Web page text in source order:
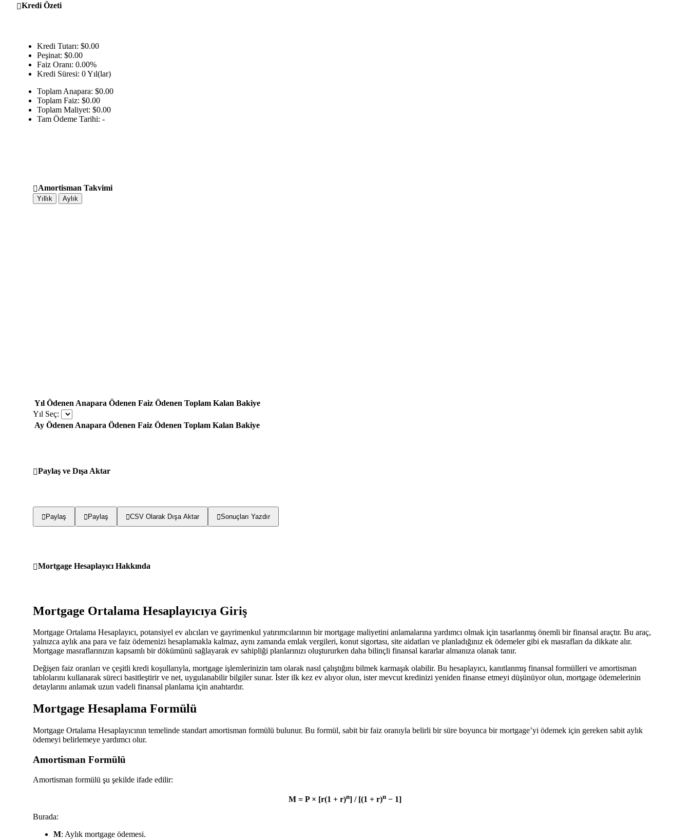
Kredi Özeti
Kredi Tutarı: $0.00
Peşinat: $0.00
Faiz Oranı: 0.00%
Kredi Süresi: 0 Yıl(lar)
Toplam Anapara: $0.00
Toplam Faiz: $0.00
Toplam Maliyet: $0.00
Tam Ödeme Tarihi: -
Amortisman Takvimi
Yıllık Aylık
Yıl Ödenen Anapara Ödenen Faiz Ödenen Toplam Kalan Bakiye
Yıl Seç:
Ay Ödenen Anapara Ödenen Faiz Ödenen Toplam Kalan Bakiye
Paylaş ve Dışa Aktar
Paylaş Paylaş CSV Olarak Dışa Aktar Sonuçları Yazdır
Mortgage Hesaplayıcı Hakkında
Mortgage Ortalama Hesaplayıcıya Giriş
Mortgage Ortalama Hesaplayıcı, potansiyel ev alıcıları ve gayrimenkul yatırımcılarının bir mortgage maliyetini anlamalarına yardımcı olmak için tasarlanmış önemli bir finansal araçtır. Bu araç,
yalnızca aylık ana para ve faiz ödemenizi hesaplamakla kalmaz, aynı zamanda emlak vergileri, konut sigortası, site aidatları ve planladığınız ek ödemeler gibi ek masrafları da dikkate alır.
Mortgage masraflarınızın kapsamlı bir dökümünü sağlayarak ev sahipliği planlarınızı oluştururken daha bilinçli finansal kararlar almanıza olanak tanır.
Değişen faiz oranları ve çeşitli kredi koşullarıyla, mortgage işlemlerinizin tam olarak nasıl çalıştığını bilmek karmaşık olabilir. Bu hesaplayıcı, kanıtlanmış finansal formülleri ve amortisman
tablolarını kullanarak süreci basitleştirir ve net, uygulanabilir bilgiler sunar. İster ilk kez ev alıyor olun, ister mevcut kredinizi yeniden finanse etmeyi düşünüyor olun, mortgage ödemelerinin
detaylarını anlamak uzun vadeli finansal planlama için anahtardır.
Mortgage Hesaplama Formülü
Mortgage Ortalama Hesaplayıcının temelinde standart amortisman formülü bulunur. Bu formül, sabit bir faiz oranıyla belirli bir süre boyunca bir mortgage’yi ödemek için gereken sabit aylık
ödemeyi belirlemeye yardımcı olur.
Amortisman Formülü
Amortisman formülü şu şekilde ifade edilir:
M = P × [r(1 + r)n] / [(1 + r)n − 1]
Burada:
M: Aylık mortgage ödemesi.